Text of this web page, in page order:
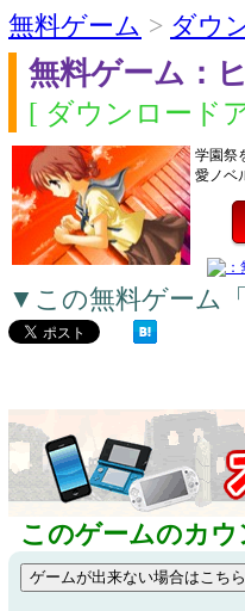
無料ゲーム > ダウ
無料ゲーム：
[ ダウンロード
学園祭
愛ノベ
▼この無料ゲーム
このゲームのカウ